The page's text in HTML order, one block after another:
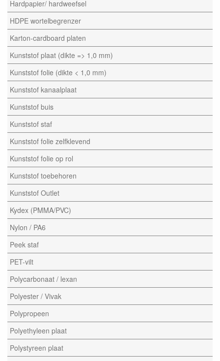
Hardpapier/ hardweefsel
HDPE wortelbegrenzer
Karton-cardboard platen
Kunststof plaat (dikte => 1,0 mm)
Kunststof folie (dikte < 1,0 mm)
Kunststof kanaalplaat
Kunststof buis
Kunststof staf
Kunststof folie zelfklevend
Kunststof folie op rol
Kunststof toebehoren
Kunststof Outlet
Kydex (PMMA/PVC)
Nylon / PA6
Peek staf
PET-vilt
Polycarbonaat / lexan
Polyester / Vivak
Polypropeen
Polyethyleen plaat
Polystyreen plaat